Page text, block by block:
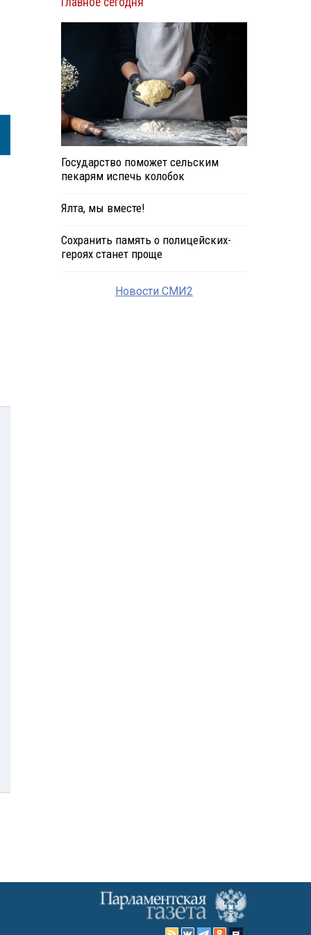
Государство поможет сельским
пекарям испечь колобок
Ялта, мы вместе!
Сохранить память о полицейских-
героях станет проще
Новости СМИ2